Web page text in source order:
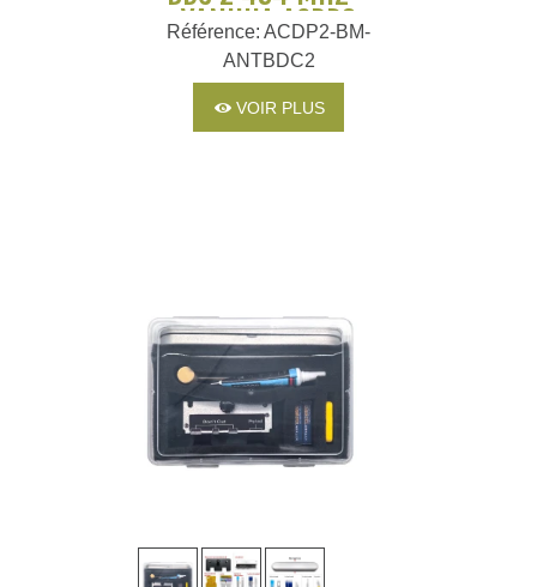
YANHUA ACDP2
Référence: ACDP2-BM-
ANTBDC2
VOIR PLUS